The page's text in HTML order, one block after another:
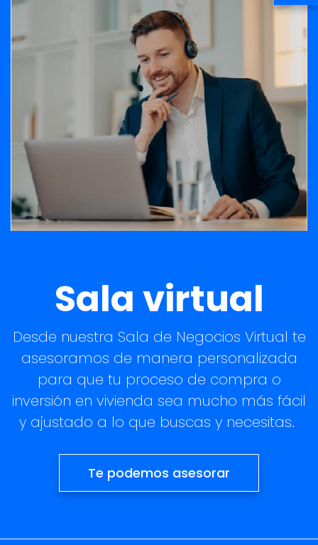
Sala virtual
Desde nuestra Sala de Negocios Virtual te
asesoramos de manera personalizada
para que tu proceso de compra o
inversión en vivienda sea mucho más fácil
y ajustado a lo que buscas y necesitas.
Te podemos asesorar